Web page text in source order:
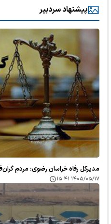
پیشنهاد سردبیر
مدیرکل رفاه خراسان رضوی: مردم
۱۴۰۵/۰۵/۱۷ ۱۵:۴۱